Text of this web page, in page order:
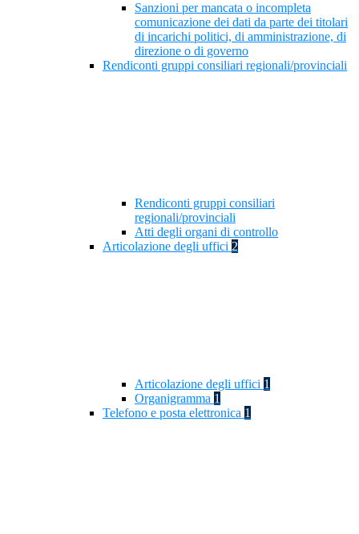
Sanzioni per mancata o incompleta
comunicazione dei dati da parte dei titolari
di incarichi politici, di amministrazione, di
direzione o di governo
Rendiconti gruppi consiliari regionali/provinciali
Rendiconti gruppi consiliari
regionali/provinciali
Atti degli organi di controllo
Articolazione degli uffici 2
Articolazione degli uffici 1
Organigramma 1
Telefono e posta elettronica 1